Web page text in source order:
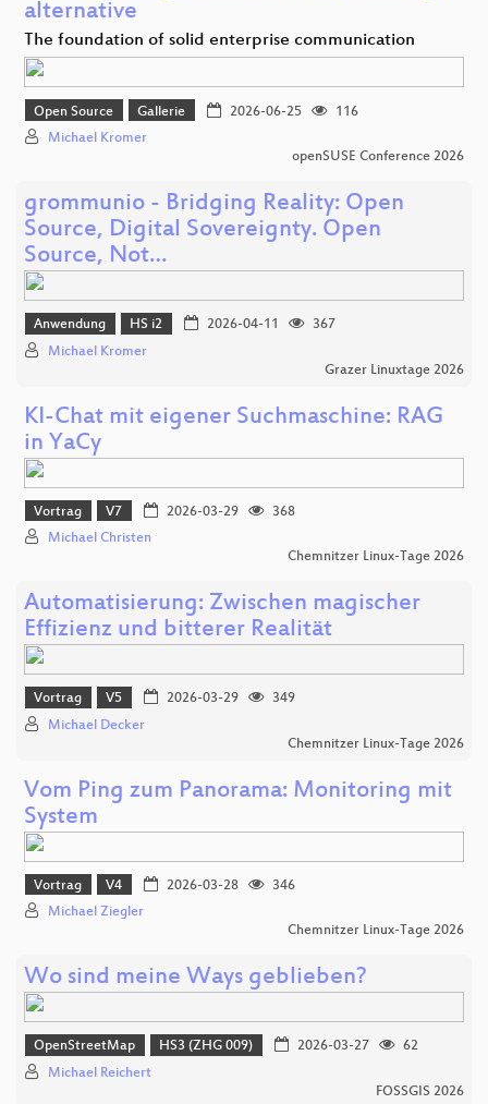
alternative
The foundation of solid enterprise communication
Open Source Gallerie 2026-06-25
116
Michael Kromer
openSUSE Conference 2026
grommunio - Bridging Reality: Open
Source, Digital Sovereignty. Open
Source, Not…
Anwendung HS i2 2026-04-11
367
Michael Kromer
Grazer Linuxtage 2026
KI-Chat mit eigener Suchmaschine: RAG
in YaCy
Vortrag V7 2026-03-29
368
Michael Christen
Chemnitzer Linux-Tage 2026
Automatisierung: Zwischen magischer
Effizienz und bitterer Realität
Vortrag V5 2026-03-29
349
Michael Decker
Chemnitzer Linux-Tage 2026
Vom Ping zum Panorama: Monitoring mit
System
Vortrag V4 2026-03-28
346
Michael Ziegler
Chemnitzer Linux-Tage 2026
Wo sind meine Ways geblieben?
OpenStreetMap HS3 (ZHG 009) 2026-03-27
62
Michael Reichert
FOSSGIS 2026